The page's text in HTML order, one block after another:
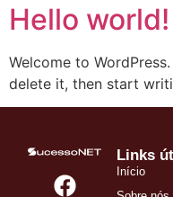
Hello world!
Welcome to
delete it, then start
Links
Início